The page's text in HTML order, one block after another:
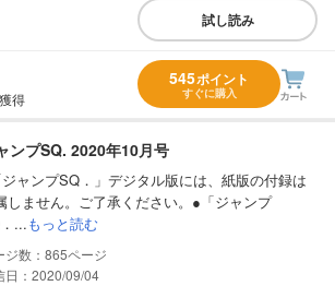
試し読み
得
545ポイント
すぐに購入
ンプSQ. 2020年10月号
ャンプSQ．」デジタル版には、紙版の付録は
しません。ご了承ください。●「ジャンプ
...もっと読む
865
日：2020/09/04